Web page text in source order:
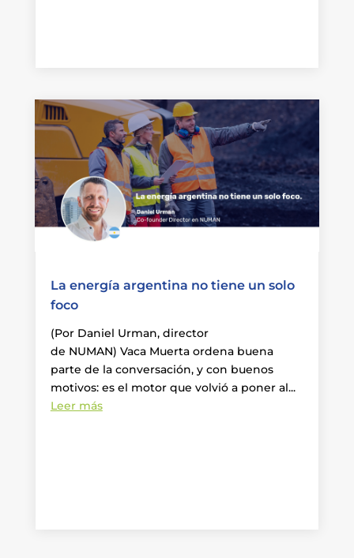
La energía argentina no tiene un solo
foco
(Por Daniel Urman, director
de NUMAN) Vaca Muerta ordena buena
parte de la conversación, y con buenos
motivos: es el motor que volvió a poner al...
Leer más